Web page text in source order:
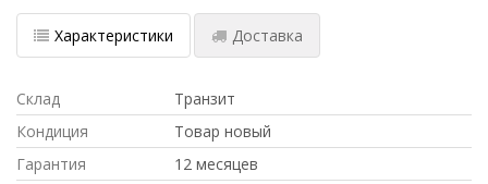
Характеристики Доставка
Склад
Транзит
Кондиция
Товар новый
Гарантия
12 месяцев